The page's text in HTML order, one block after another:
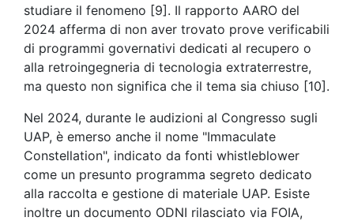
studiare il fenomeno [9]. Il rapporto AARO del
2024 afferma di non aver trovato prove verificabili
di programmi governativi dedicati al recupero o
alla retroingegneria di tecnologia extraterrestre,
ma questo non significa che il tema sia chiuso [10].
Nel 2024, durante le audizioni al Congresso sugli
UAP, è emerso anche il nome "Immaculate
Constellation", indicato da fonti whistleblower
come un presunto programma segreto dedicato
alla raccolta e gestione di materiale UAP. Esiste
inoltre un documento ODNI rilasciato via FOIA,